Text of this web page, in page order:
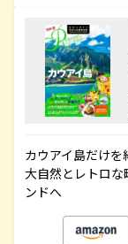
カウアイ島だけ
大自然とレトロな
ンドへ